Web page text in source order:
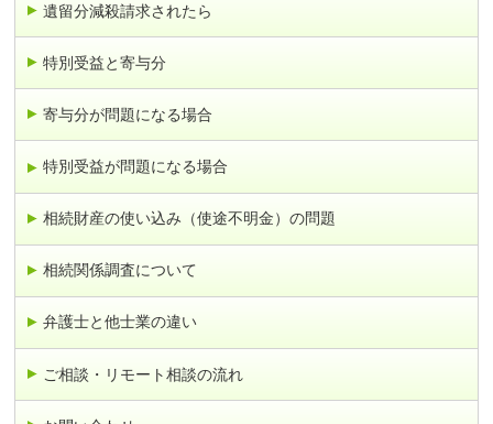
遺留分減殺請求されたら
特別受益と寄与分
寄与分が問題になる場合
特別受益が問題になる場合
相続財産の使い込み（使途不明金）の問題
相続関係調査について
弁護士と他士業の違い
ご相談・リモート相談の流れ